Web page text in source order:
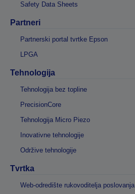
Safety Data Sheets
Partneri
Partnerski portal tvrtke Epson
LPGA
Tehnologija
Tehnologija bez topline
PrecisionCore
Tehnologija Micro Piezo
Inovativne tehnologije
Održive tehnologije
Tvrtka
Web-odredište rukovoditelja poslovanja